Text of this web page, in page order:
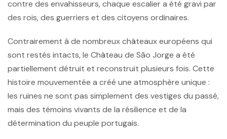
contre des envahisseurs, chaque escalier a été gravi par
des rois, des guerriers et des citoyens ordinaires.
Contrairement à de nombreux châteaux européens qui
sont restés intacts, le Château de São Jorge a été
partiellement détruit et reconstruit plusieurs fois. Cette
histoire mouvementée a créé une atmosphère unique :
les ruines ne sont pas simplement des vestiges du passé,
mais des témoins vivants de la résilience et de la
détermination du peuple portugais.